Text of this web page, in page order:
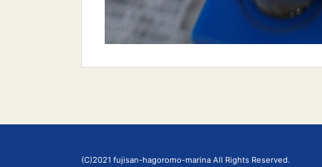
(C)2021 fujisan-hagoromo-marina All Rights Reserved.